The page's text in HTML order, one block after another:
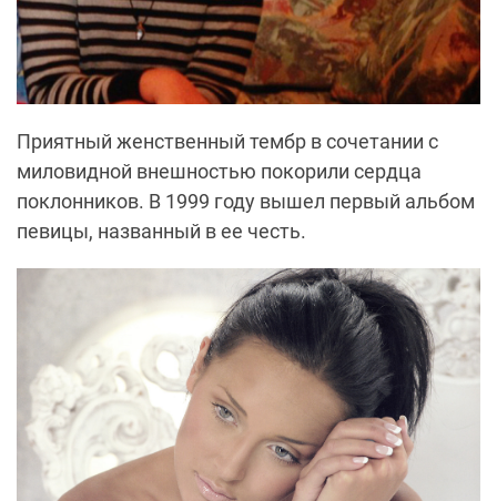
Приятный женственный тембр в сочетании с
миловидной внешностью покорили сердца
поклонников. В 1999 году вышел первый альбом
певицы, названный в ее честь.